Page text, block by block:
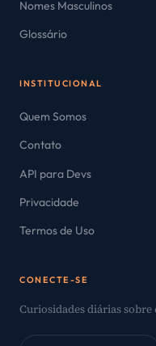
Nomes Masculinos
Glossário
INSTITUCIONAL
Quem Somos
Contato
API para Devs
Privacidade
Termos de Uso
CONECTE-SE
Curiosidades diárias